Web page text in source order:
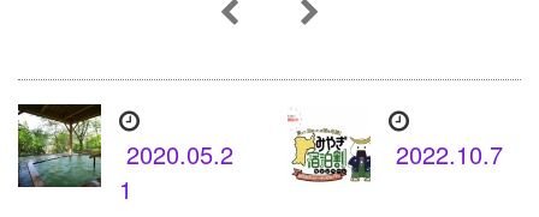
2020.05.2
1
2022.10.7